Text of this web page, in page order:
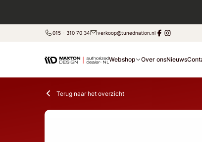
015 - 310 70 34 verkoop@tunednation.nl
Webshop Over onsNieuws
Terug naar het overzicht